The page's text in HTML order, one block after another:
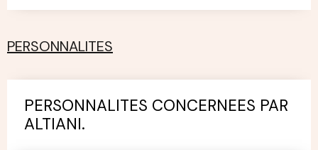
PERSONNALITES
PERSONNALITES CONCERNEES PAR
ALTIANI.